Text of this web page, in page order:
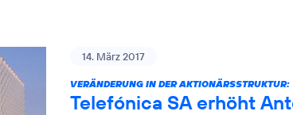
14. März 2017
VERÄNDERUNG IN DER AKTIONÄRSSTRUKTUR:
Telefónica SA erhöht